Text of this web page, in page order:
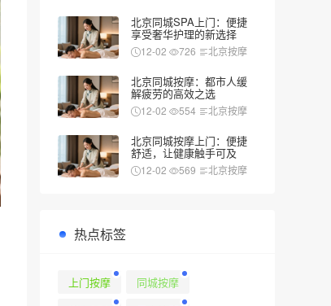
北京同城SPA上门：便捷
享受奢华护理的新选择
12-02 726 北京按摩
北京同城按摩：都市人缓
解疲劳的高效之选
12-02 554 北京按摩
北京同城按摩上门：便捷
舒适，让健康触手可及
12-02 569 北京按摩
热点标签
上门按摩
同城按摩